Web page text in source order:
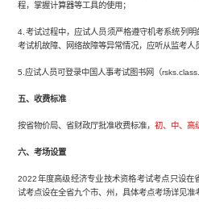
程，掌握计算器等工具的使用；
4.考试过程中，应试人员须严格遵守机考系统列
考试机故障、网络故障等异常情况，应听从监考人
5.应试人员可登录中国人事考试图书网（
五、收费标准
按省物价局、省财政厅批准收费标准，初、中、高
六、考场设置
2022年度高级经济专业技术资格考试考点只设在
试考点设在全省九个市、州，具体考点考场详见准